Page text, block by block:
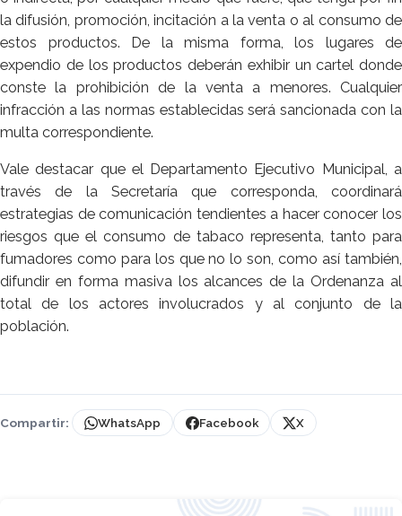
la difusión, promoción, incitación a la venta o al consumo de
estos productos. De la misma forma, los lugares de
expendio de los productos deberán exhibir un cartel donde
conste la prohibición de la venta a menores. Cualquier
infracción a las normas establecidas será sancionada con la
multa correspondiente.
Vale destacar que el Departamento Ejecutivo Municipal, a
través de la Secretaría que corresponda, coordinará
estrategias de comunicación tendientes a hacer conocer los
riesgos que el consumo de tabaco representa, tanto para
fumadores como para los que no lo son, como así también,
difundir en forma masiva los alcances de la Ordenanza al
total de los actores involucrados y al conjunto de la
población.
Compartir: WhatsApp Facebook X